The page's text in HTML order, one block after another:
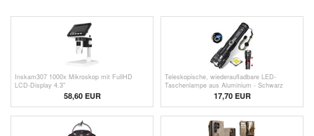
Inskam307 1000x Mikroskop mit FullHD
LCD-Display 4.3"
58,60EUR
Teleskopische, wiederaufladbare LED-
Taschenlampe aus Aluminium - Schwarz
17,70 EUR